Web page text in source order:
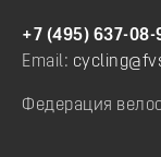
+7 (495) 637-08-
Email:
Федерация